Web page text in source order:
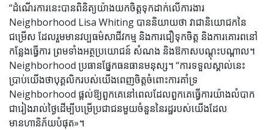
“ដំណើរការនេះបានពិនិត្យយ៉ាងយកចិត្តទុកដាក់លើការងារ
Neighborhood Lisa Whiting បាននិយាយថា វាជានិយោជកនៃ
ជម្រើស ដែលរួមមានវប្បធម៌សាជីវកម្ម និងការជឿទុកចិត្ត និងការគោរពនៅ
កន្លែងធ្វើការ ព្រមទាំងអត្ថប្រយោជន៍ សំណង និងឱកាសបណ្តុះបណ្តាល។
Neighborhood ប្រធានផ្នែកធនធានមនុស្ស។ “ការទទួលស្គាល់នេះ
ប្រាប់យើងថាបុគ្គលិករបស់យើងពេញចិត្តចំពោះការគាំទ្រ
Neighborhood ផ្តល់ឱ្យពួកគេនៅពេលដែលពួកគេធ្វើការយ៉ាងលំបាក
ជារៀងរាល់ថ្ងៃដើម្បីបម្រើប្រជាជនមួយចំនួននៃរដ្ឋរបស់យើងដែល
មានហានិភ័យបំផុត»។